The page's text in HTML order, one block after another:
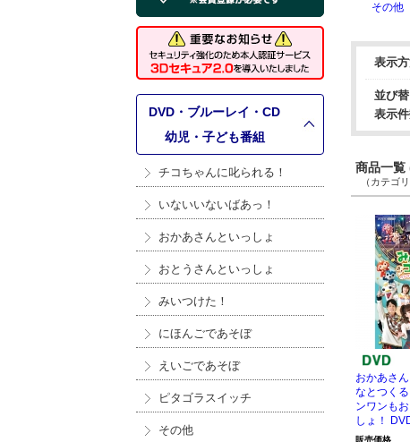
DVD・ブルーレイ・CD
幼児・子ども番組
チコちゃんに叱られる！
いないいないばあっ！
おかあさんといっしょ
おとうさんといっしょ
みいつけた！
にほんごであそぼ
えいごであそぼ
ピタゴラスイッチ
その他
その他
表示
並び替
表示
商品一覧
（カテゴリ
おかあさ
なとつく
ンワンも
しょ！
販売価格